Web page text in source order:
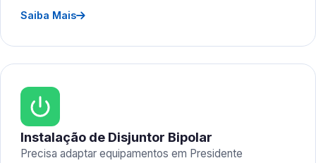
Saiba Mais
Instalação de Disjuntor Bipolar
Precisa adaptar equipamentos em Presidente